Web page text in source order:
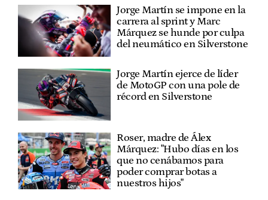
Jorge Martín se impone en la
carrera al sprint y Marc
Márquez se hunde por culpa
del neumático en Silverstone
Jorge Martín ejerce de líder
de MotoGP con una pole de
récord en Silverstone
Roser, madre de Álex
Márquez: "Hubo días en los
que no cenábamos para
poder comprar botas a
nuestros hijos"